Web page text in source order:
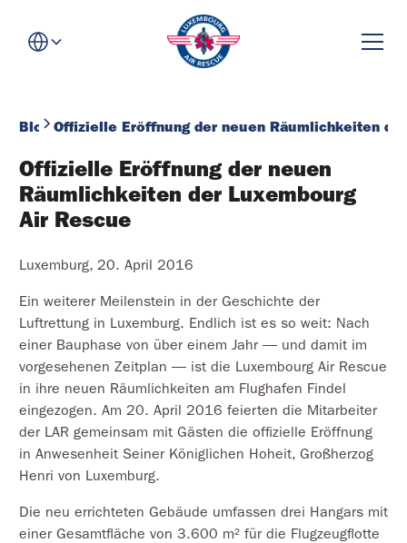
Blog Offizielle Eröffnung der neuen Räumlichkeiten
Offizielle Eröffnung der neuen
Räumlichkeiten der Luxembourg
Air Rescue
Luxemburg, 20. April 2016
Ein weiterer Meilenstein in der Geschichte der
Luftrettung in Luxemburg. Endlich ist es so weit: Nach
einer Bauphase von über einem Jahr — und damit im
vorgesehenen Zeitplan — ist die Luxembourg Air Rescue
in ihre neuen Räumlichkeiten am Flughafen Findel
eingezogen. Am 20. April 2016 feierten die Mitarbeiter
der LAR gemeinsam mit Gästen die offizielle Eröffnung
in Anwesenheit Seiner Königlichen Hoheit, Großherzog
Henri von Luxemburg.
Die neu errichteten Gebäude umfassen drei Hangars mit
einer Gesamtfläche von 3.600 m² für die Flugzeugflotte